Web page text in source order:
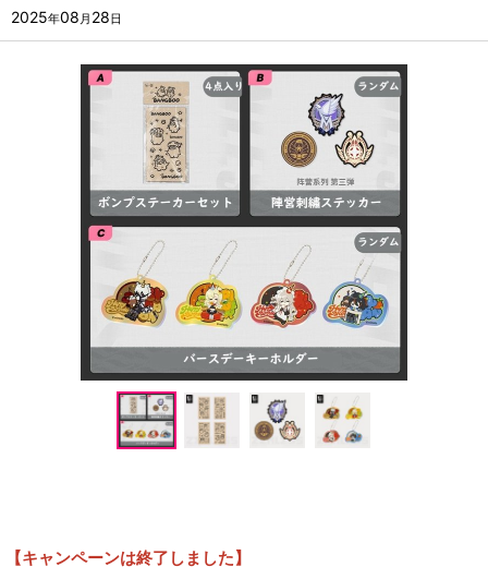
2025年08 月 28日
【キャンペーンは終了しました】
『崩壊スターレイル』キャンペーン
『ゼンレスゾーンゼロ』キャンペーン
『鳴潮』キャンペーン